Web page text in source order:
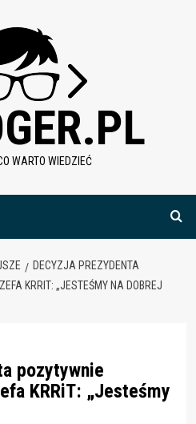
WARTO WIEDZIEĆ
DECYZJA PREZYDENTA
KRRIT: „JESTEŚMY NA DOBREJ
pozytywnie
KRRiT: „Jesteśmy